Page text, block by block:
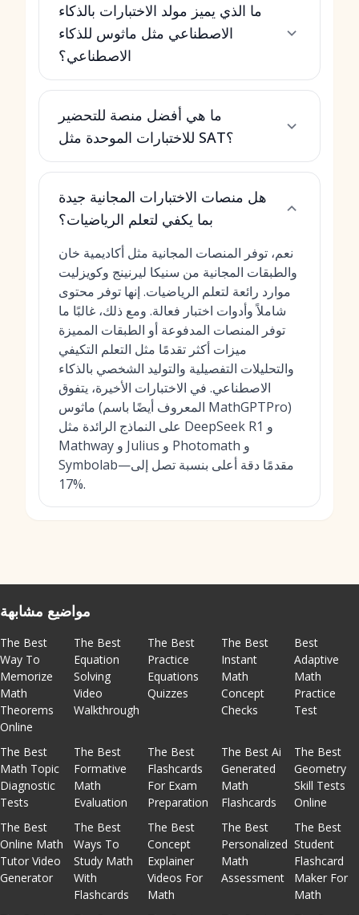
ما الذي يميز مولد الاختبارات بالذكاء
الاصطناعي مثل ماثوس للذكاء
الاصطناعي؟
ما هي أفضل منصة للتحضير
للاختبارات الموحدة مثل SAT؟
هل منصات الاختبارات المجانية جيدة
بما يكفي لتعلم الرياضيات؟
نعم، توفر المنصات المجانية مثل أكاديمية خان
والطبقات المجانية من سنيكا ليرنينج وكويزليت
موارد رائعة لتعلم الرياضيات. إنها توفر محتوى
شاملاً وأدوات اختبار فعالة. ومع ذلك، غالبًا ما
توفر المنصات المدفوعة أو الطبقات المميزة
ميزات أكثر تقدمًا مثل التعلم التكيفي
والتحليلات التفصيلية والتوليد الشخصي بالذكاء
الاصطناعي. في الاختبارات الأخيرة، يتفوق
ماثوس (المعروف أيضًا باسم MathGPTPro)
على النماذج الرائدة مثل DeepSeek R1 و
Mathway و Julius و Photomath و
Symbolab—مقدمًا دقة أعلى بنسبة تصل إلى
17%.
مواضيع مشابهة
The Best
Way To
Memorize
Math
Theorems
Online
The Best
Equation
Solving
Video
Walkthrough
The Best
Practice
Equations
Quizzes
The Best
Instant
Math
Concept
Checks
Best
Adaptive
Math
Practice
Test
The Best
Math Topic
Diagnostic
Tests
The Best
Formative
Math
Evaluation
The Best
Flashcards
For Exam
Preparation
The Best Ai
Generated
Math
Flashcards
The Best
Geometry
Skill Tests
Online
The Best
Online Math
Tutor Video
Generator
The Best
Ways To
Study Math
With
Flashcards
The Best
Concept
Explainer
Videos For
Math
The Best
Personalized
Math
Assessment
The Best
Student
Flashcard
Maker For
Math